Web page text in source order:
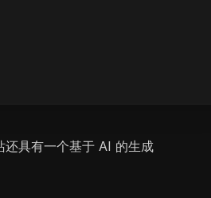
具有一个基于 AI 的生成